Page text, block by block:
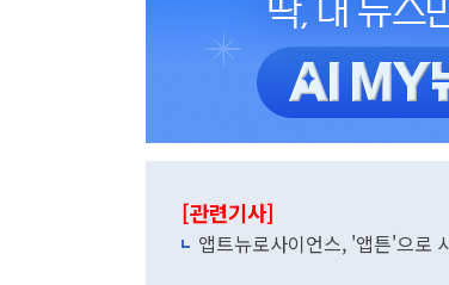
[관련기사]
앱트뉴로사이언스, '앱튼'으로